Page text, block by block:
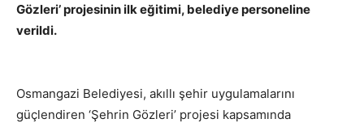
Gözleri’ projesinin ilk eğitimi, belediye personeline
verildi.
Osmangazi Belediyesi, akıllı şehir uygulamalarını
güçlendiren ‘Şehrin Gözleri’ projesi kapsamında